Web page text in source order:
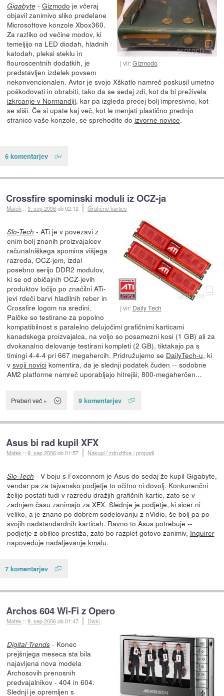
vir:Gizmodo
Gigabyte- Gizmodo je včeraj
objavil zanimivo sliko predelane
Microsoftove konzole Xbox360.
Za razliko od večine modov, ki
temeljijo na LED diodah, hladnih
katodah, pleksi steklu in
flouroscentnih dodatkih, je
predstavljen izdelek povsem
nekonvencionalen. Avtor je svojo Xškatlo namreč poskusil umetno
poškodovati in obrabiti, tako da se sedaj zdi, kot da bi preživela
izkrcanje v Normandiji, kar pa izgleda precej bolj impresivno, kot
se sliši. Če si upate kaj več, kot le menjati plastično prednjo
stranico vaše konzole, se sprehodite do izvorne novice.
6 komentarjev
Crossfire spominski moduli iz OCZ-ja
Matek ::9. sep 2006ob 02:12 Grafične kartice
vir: Daily Tech
Slo-Tech - ATi je v povezavi z
enim bolj znanih proizvajalcev
računalniškega spomina višjega
razreda, OCZ-jem, izdal
posebno serijo DDR2 modulov,
ki se od običajnih OCZ-jevih
produktov ločijo po značilni ATi-
jevi rdeči barvi hladilnih reber in
Crossfire logom na sredini.
Palčke so testirane za popolno
kompatibilnost s paralelno delujočimi grafičnimi karticami
kanadskega proizvajalca, na voljo so posamezni kosi (1 GB) ali za
dvokanalno delovanje testirani kompleti (2 GB), tiktakajo pa s
timingi 4-4-4 pri 667 megahercih. Pridružujemo se DailyTech-u, ki
v svoji novicikomentira, da je slednji podatek čuden -- sodobne
AM2 platforme namreč uporabljajo hitrejši, 800-megaherčen...
Preberi več » 9 komentarjev
Asus bi rad kupil XFX
Matek ::9. sep 2006ob 01:57 Nakupi / združitve / propadi
Slo-Tech - V boju s Foxconnom je Asus do sedaj že kupil Gigabyte,
vendar pa za tajvansko podjetje to očitno ni dovolj. Konkurenčni
želijo postati tudi v razredu dražjih grafičnih kartic, zato se v
zadnjem času zanimajo za XFX. Slednje je podjetje, ki sicer ni
veliko, a je znano po dobrem sodelovanju z nVidio, še bolj pa po
svojih nadstandardnih karticah. Ravno to Asus potrebuje --
podjetje z obilico prestiža, zato bo razplet gotovo zanimiv, Inquirer
napoveduje nadaljevanje kmalu.
7 komentarjev
Archos 604 Wi-Fi z Opero
Matek ::9. sep 2006ob 01:47 Diski
Digital Trends- Konec
prejšnjega meseca sta bila
najavljena nova modela
Archosovih prenosnih
predvajalnikov - 404 in 604.
Slednji je opremljen s